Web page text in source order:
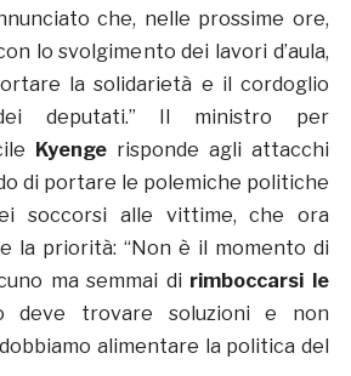
che, nelle prossime ore,
lo svolgimento dei lavori d’aula,
la solidarietà e il cordoglio
deputati.” Il ministro per
Kyengerisponde agli attacchi
di portare le polemiche politiche
soccorsi alle vittime, che ora
la priorità: “Non è il momento di
ma semmai di rimboccarsi le
deve trovare soluzioni e non
alimentare la politica del